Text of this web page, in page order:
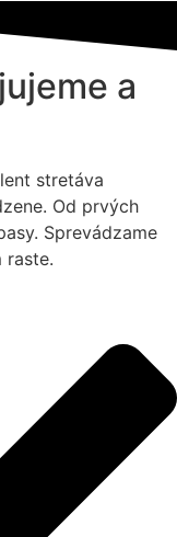
a
stretáva
Od prvých
Sprevádzame
raste.